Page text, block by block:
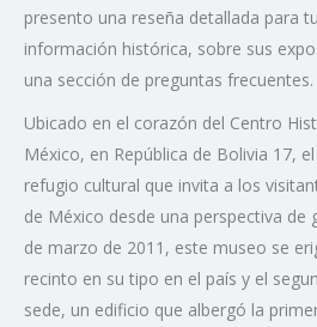
presento una reseña detallada para
información histórica, sobre sus
una sección de preguntas frecuentes.
Ubicado en el corazón del Centro
México, en República de Bolivia 17,
refugio cultural que invita a los
de México desde una perspectiva de
de marzo de 2011, este museo se
recinto en su tipo en el país y el
sede, un edificio que albergó la